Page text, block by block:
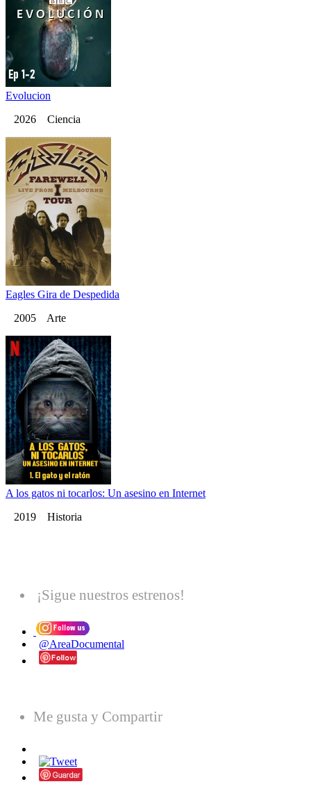
Evolucion
2026 Ciencia
Eagles Gira de Despedida
2005 Arte
A los gatos ni tocarlos: Un asesino en Internet
2019 Historia
¡Sigue nuestros estrenos!
@AreaDocumental
Me gusta y Compartir